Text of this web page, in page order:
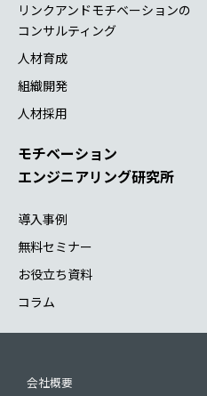
リンクアンドモチベーションの
コンサルティング
人材育成
組織開発
人材採用
モチベーション
エンジニアリング研究所
導入事例
無料セミナー
お役立ち資料
コラム
会社概要